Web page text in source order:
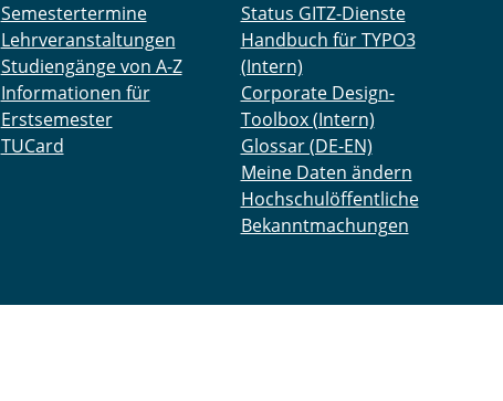
Semestertermine
Lehrveranstaltungen
Studiengänge von A-Z
Informationen für
Erstsemester
TUCard
Status GITZ-Dienste
Handbuch für TYPO3
(Intern)
Corporate Design-
Toolbox (Intern)
Glossar (DE-EN)
Meine Daten ändern
Hochschulöffentliche
Bekanntmachungen